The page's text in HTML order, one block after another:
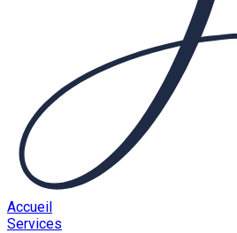
Accueil
Services